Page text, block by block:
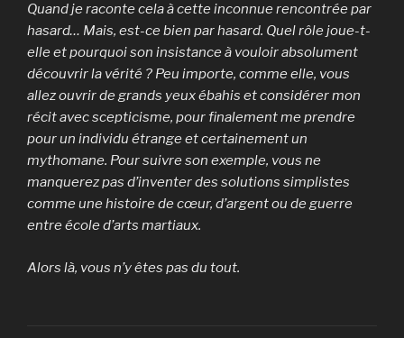
Quand je raconte cela à cette inconnue rencontrée par
hasard… Mais, est-ce bien par hasard. Quel rôle joue-t-
elle et pourquoi son insistance à vouloir absolument
découvrir la vérité ? Peu importe, comme elle, vous
allez ouvrir de grands yeux ébahis et considérer mon
récit avec scepticisme, pour finalement me prendre
pour un individu étrange et certainement un
mythomane. Pour suivre son exemple, vous ne
manquerez pas d’inventer des solutions simplistes
comme une histoire de cœur, d’argent ou de guerre
entre école d’arts martiaux.
Alors là, vous n’y êtes pas du tout.